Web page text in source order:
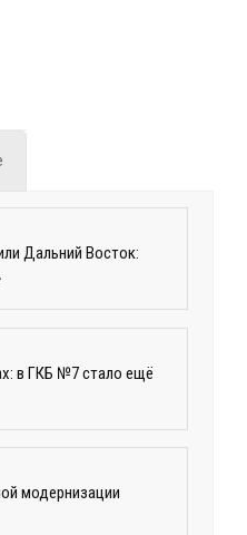
Дальний Восток:
в ГКБ №7 стало ещё
модернизации